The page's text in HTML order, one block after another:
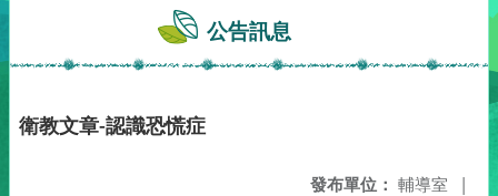
公告訊息
衛教文章-認識恐慌症
發布單位： 輔導室 |